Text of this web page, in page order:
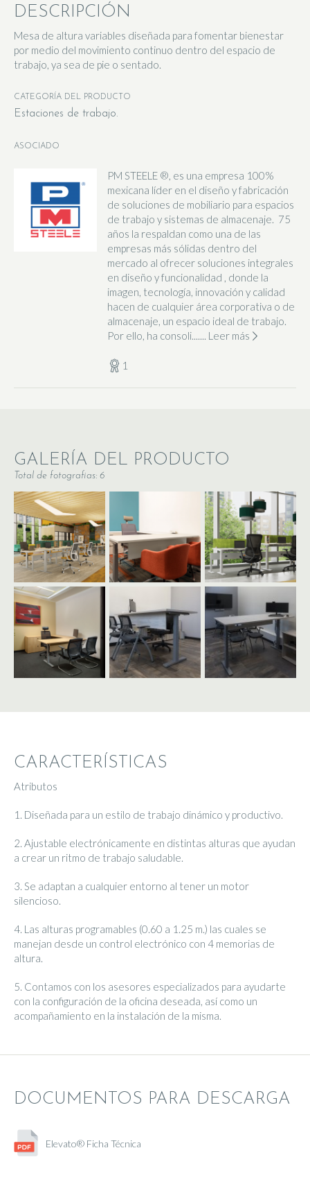
DESCRIPCIÓN
Mesa de altura variables diseñada para fomentar bienestar
por medio del movimiento continuo dentro del espacio de
trabajo, ya sea de pie o sentado.
CATEGORÍA DEL PRODUCTO
Estaciones de trabajo
ASOCIADO
PM STEELE ®, es una empresa 100%
mexicana líder en el diseño y fabricación
de soluciones de mobiliario para espacios
de trabajo y sistemas de almacenaje. 75
años la respaldan como una de las
empresas más sólidas dentro del
mercado al ofrecer soluciones integrales
en diseño y funcionalidad , donde la
imagen, tecnología, innovación y calidad
hacen de cualquier área corporativa o de
almacenaje, un espacio ideal de trabajo.
Por ello, ha consoli....... Leer más
1
GALERÍA DEL PRODUCTO
Total de fotografias: 6
CARACTERÍSTICAS
Atributos
1. Diseñada para un estilo de trabajo dinámico y productivo.
2. Ajustable electrónicamente en distintas alturas que ayudan
a crear un ritmo de trabajo saludable.
3. Se adaptan a cualquier entorno al tener un motor
silencioso.
4. Las alturas programables (0.60 a 1.25 m.) las cuales se
manejan desde un control electrónico con 4 memorias de
altura.
5. Contamos con los asesores especializados para ayudarte
con la configuración de la oficina deseada, así como un
acompañamiento en la instalación de la misma.
DOCUMENTOS PARA DESCARGA
Elevato® Ficha Técnica